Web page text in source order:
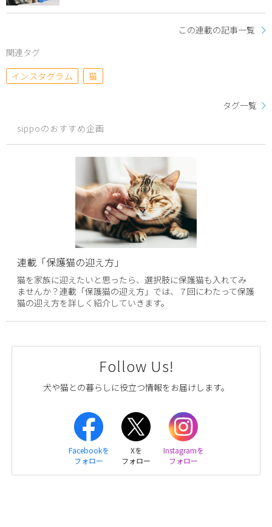
この連載の記事一覧
関連タグ
インスタグラム
猫
タグ一覧
sippoのおすすめ企画
連載「保護猫の迎え方」
猫を家族に迎えたいと思ったら、選択肢に保護猫も入れてみ
ませんか？連載「保護猫の迎え方」では、７回にわたって保護
猫の迎え方を詳しく紹介していきます。
Follow Us!
犬や猫との暮らしに役立つ情報をお届けします。
Facebookを
フォロー
Xを
フォロー
Instagramを
フォロー